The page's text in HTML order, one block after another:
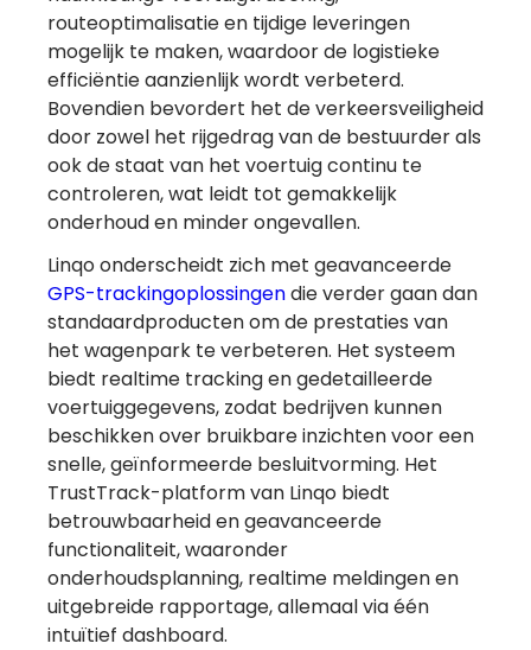
routeoptimalisatie en tijdige leveringen
mogelijk te maken, waardoor de logistieke
efficiëntie aanzienlijk wordt verbeterd.
Bovendien bevordert het de verkeersveiligheid
door zowel het rijgedrag van de bestuurder als
ook de staat van het voertuig continu te
controleren, wat leidt tot gemakkelijk
onderhoud en minder ongevallen.
Linqo onderscheidt zich met geavanceerde
GPS-trackingoplossingendie verder gaan dan
standaardproducten om de prestaties van
het wagenpark te verbeteren. Het systeem
biedt realtime tracking en gedetailleerde
voertuiggegevens, zodat bedrijven kunnen
beschikken over bruikbare inzichten voor een
snelle, geïnformeerde besluitvorming. Het
TrustTrack-platform van Linqo biedt
betrouwbaarheid en geavanceerde
functionaliteit, waaronder
onderhoudsplanning, realtime meldingen en
uitgebreide rapportage, allemaal via één
intuïtief dashboard.
Verwijs iemand door
en krijg een maand
gratis
Meer informatie